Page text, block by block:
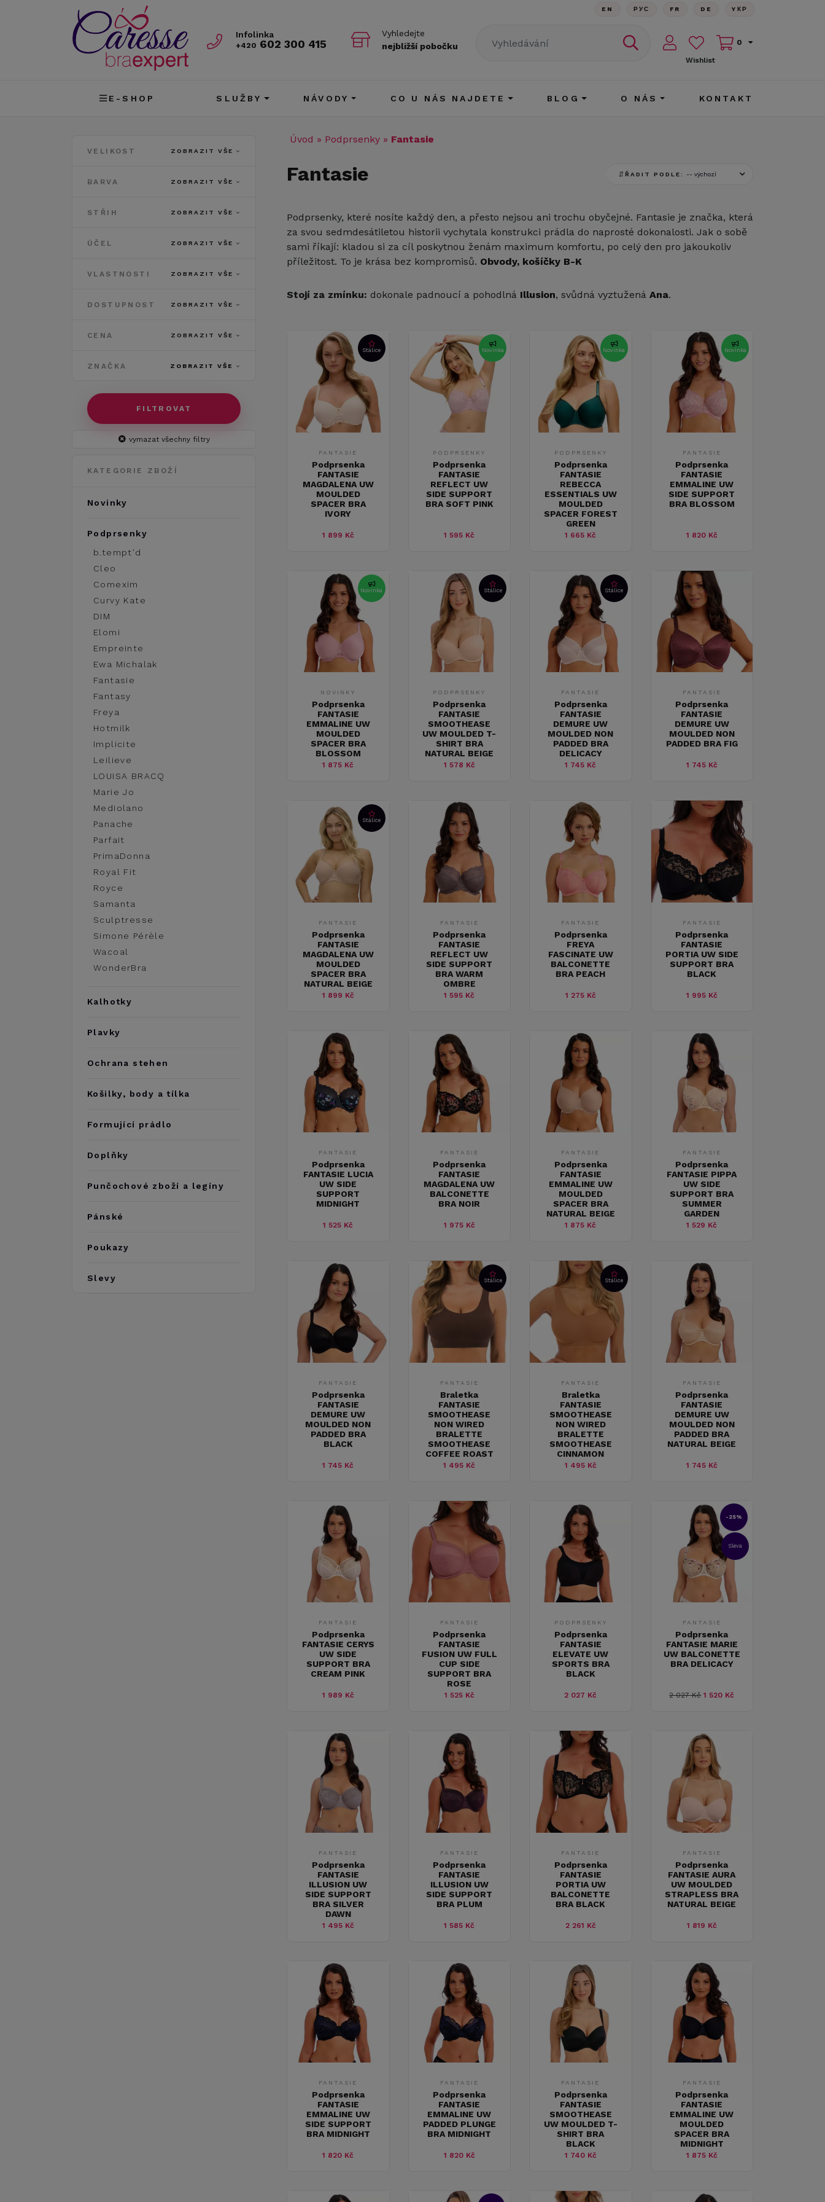
Infolinka
+420 602 300 415
Vyhledejte
nejbližší pobočku
EN РУС FR DE YКР
Wishlist
0
E-SHOP SLUŽBY NÁVODY CO U NÁS NAJDETE BLOG O NÁS KONTAKT
Úvod » Podprsenky » Fantasie
Fantasie ŘADIT PODLE:
Podprsenky, které nosíte každý den, a přesto nejsou ani trochu obyčejné. Fantasie je značka, která
za svou sedmdesátiletou historii vychytala konstrukci prádla do naprosté dokonalosti. Jak o sobě
sami říkají: kladou si za cíl poskytnou ženám maximum komfortu, po celý den pro jakoukoliv
příležitost. To je krása bez kompromisů. Obvody, košíčky B-K
Stojí za zmínku: dokonale padnoucí a pohodlná Illusion, svůdná vyztužená Ana.
Stálice
FANTASIE
Podprsenka
FANTASIE
MAGDALENA UW
MOULDED
SPACER BRA
IVORY
1 899 Kč
Novinka
PODPRSENKY
Podprsenka
FANTASIE
REFLECT UW
SIDE SUPPORT
BRA SOFT PINK
1 595 Kč
Novinka
PODPRSENKY
Podprsenka
FANTASIE
REBECCA
ESSENTIALS UW
MOULDED
SPACER FOREST
GREEN
1 665 Kč
Novinka
FANTASIE
Podprsenka
FANTASIE
EMMALINE UW
SIDE SUPPORT
BRA BLOSSOM
1 820 Kč
Novinka
NOVINKY
Podprsenka
FANTASIE
EMMALINE UW
MOULDED
SPACER BRA
BLOSSOM
1 875 Kč
Stálice
PODPRSENKY
Podprsenka
FANTASIE
SMOOTHEASE
UW MOULDED T-
SHIRT BRA
NATURAL BEIGE
1 578 Kč
Stálice
FANTASIE
Podprsenka
FANTASIE
DEMURE UW
MOULDED NON
PADDED BRA
DELICACY
1 745 Kč
FANTASIE
Podprsenka
FANTASIE
DEMURE UW
MOULDED NON
PADDED BRA FIG
1 745 Kč
Stálice
FANTASIE
Podprsenka
FANTASIE
MAGDALENA UW
MOULDED
SPACER BRA
NATURAL BEIGE
1 899 Kč
FANTASIE
Podprsenka
FANTASIE
REFLECT UW
SIDE SUPPORT
BRA WARM
OMBRE
1 595 Kč
FANTASIE
Podprsenka
FREYA
FASCINATE UW
BALCONETTE
BRA PEACH
1 275 Kč
FANTASIE
Podprsenka
FANTASIE
PORTIA UW SIDE
SUPPORT BRA
BLACK
1 995 Kč
FANTASIE
Podprsenka
FANTASIE LUCIA
UW SIDE
SUPPORT
MIDNIGHT
1 525 Kč
FANTASIE
Podprsenka
FANTASIE
MAGDALENA UW
BALCONETTE
BRA NOIR
1 975 Kč
FANTASIE
Podprsenka
FANTASIE
EMMALINE UW
MOULDED
SPACER BRA
NATURAL BEIGE
1 875 Kč
FANTASIE
Podprsenka
FANTASIE PIPPA
UW SIDE
SUPPORT BRA
SUMMER
GARDEN
1 529 Kč
FANTASIE
Podprsenka
FANTASIE
DEMURE UW
MOULDED NON
PADDED BRA
BLACK
1 745 Kč
Stálice
FANTASIE
Braletka
FANTASIE
SMOOTHEASE
NON WIRED
BRALETTE
SMOOTHEASE
COFFEE ROAST
1 495 Kč
Stálice
FANTASIE
Braletka
FANTASIE
SMOOTHEASE
NON WIRED
BRALETTE
SMOOTHEASE
CINNAMON
1 495 Kč
FANTASIE
Podprsenka
FANTASIE
DEMURE UW
MOULDED NON
PADDED BRA
NATURAL BEIGE
1 745 Kč
FANTASIE
Podprsenka
FANTASIE CERYS
UW SIDE
SUPPORT BRA
CREAM PINK
1 989 Kč
FANTASIE
Podprsenka
FANTASIE
FUSION UW FULL
CUP SIDE
SUPPORT BRA
ROSE
1 525 Kč
PODPRSENKY
Podprsenka
FANTASIE
ELEVATE UW
SPORTS BRA
BLACK
2 027 Kč
-25%
Sleva
FANTASIE
Podprsenka
FANTASIE MARIE
UW BALCONETTE
BRA DELICACY
2 027 Kč1 520 Kč
FANTASIE
Podprsenka
FANTASIE
ILLUSION UW
SIDE SUPPORT
BRA SILVER
DAWN
1 495 Kč
FANTASIE
Podprsenka
FANTASIE
ILLUSION UW
SIDE SUPPORT
BRA PLUM
1 585 Kč
FANTASIE
Podprsenka
FANTASIE
PORTIA UW
BALCONETTE
BRA BLACK
2 261 Kč
FANTASIE
Podprsenka
FANTASIE AURA
UW MOULDED
STRAPLESS BRA
NATURAL BEIGE
1 819 Kč
FANTASIE
Podprsenka
FANTASIE
EMMALINE UW
SIDE SUPPORT
BRA MIDNIGHT
1 820 Kč
FANTASIE
Podprsenka
FANTASIE
EMMALINE UW
PADDED PLUNGE
BRA MIDNIGHT
1 820 Kč
FANTASIE
Podprsenka
FANTASIE
SMOOTHEASE
UW MOULDED T-
SHIRT BRA
BLACK
1 740 Kč
FANTASIE
Podprsenka
FANTASIE
EMMALINE UW
MOULDED
SPACER BRA
MIDNIGHT
1 875 Kč
VELIKOST ZOBRAZIT VŠE
BARVA ZOBRAZIT VŠE
STŘIH ZOBRAZIT VŠE
ÚČEL ZOBRAZIT VŠE
VLASTNOSTI ZOBRAZIT VŠE
DOSTUPNOST ZOBRAZIT VŠE
CENA ZOBRAZIT VŠE
ZNAČKA ZOBRAZIT VŠE
FILTROVAT
vymazat všechny filtry
KATEGORIE ZBOŽÍ
Novinky
Podprsenky
b.tempt'd
Cleo
Comexim
Curvy Kate
DIM
Elomi
Empreinte
Ewa Michalak
Fantasie
Fantasy
Freya
Hotmilk
Implicite
Leilieve
LOUISA BRACQ
Marie Jo
Mediolano
Panache
Parfait
PrimaDonna
Royal Fit
Royce
Samanta
Sculptresse
Simone Pérèle
Wacoal
WonderBra
Kalhotky
Plavky
Ochrana stehen
Košilky, body a tílka
Formující prádlo
Doplňky
Punčochové zboží a legíny
Pánské
Poukazy
Slevy